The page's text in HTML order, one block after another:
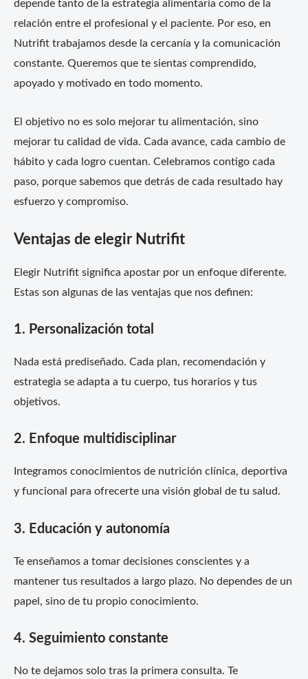
depende tanto de la estrategia alimentaria como de la
relación entre el profesional y el paciente. Por eso, en
Nutrifit trabajamos desde la cercanía y la comunicación
constante. Queremos que te sientas comprendido,
apoyado y motivado en todo momento.
El objetivo no es solo mejorar tu alimentación, sino
mejorar tu calidad de vida. Cada avance, cada cambio de
hábito y cada logro cuentan. Celebramos contigo cada
paso, porque sabemos que detrás de cada resultado hay
esfuerzo y compromiso.
Ventajas de elegir Nutrifit
Elegir Nutrifit significa apostar por un enfoque diferente.
Estas son algunas de las ventajas que nos definen:
1. Personalización total
Nada está prediseñado. Cada plan, recomendación y
estrategia se adapta a tu cuerpo, tus horarios y tus
objetivos.
2. Enfoque multidisciplinar
Integramos conocimientos de nutrición clínica, deportiva
y funcional para ofrecerte una visión global de tu salud.
3. Educación y autonomía
Te enseñamos a tomar decisiones conscientes y a
mantener tus resultados a largo plazo. No dependes de un
papel, sino de tu propio conocimiento.
4. Seguimiento constante
No te dejamos solo tras la primera consulta. Te